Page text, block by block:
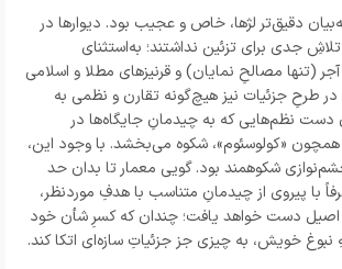
دقیق‌تر لژها، خاص و عجیب بود. دیوارها در
جدی برای تزئین نداشتند؛ به‌استثنای
(تنها مصالحِ نمایان) و قرنیزهای مطلا و اسلامی
در طرحِ جزئیات نیز هیچ‌گونه تقارن و نظمی به
دست نظم‌هایی که به چیدمانِ جایگاه‌ها در
همچون «کولوسئوم»، شکوه می‌بخشد. با وجود این،
چشم‌نوازی شکوهمند بود. گویی معمار تا بدان حد
با پیروی از چیدمانِ متناسب با هدفِ موردنظر،
اصیل دست خواهد یافت؛ چندان که کسرِ شأن خود
نبوغ خویش، به چیزی جز جزئیاتِ سازه‌ای اتکا کند.